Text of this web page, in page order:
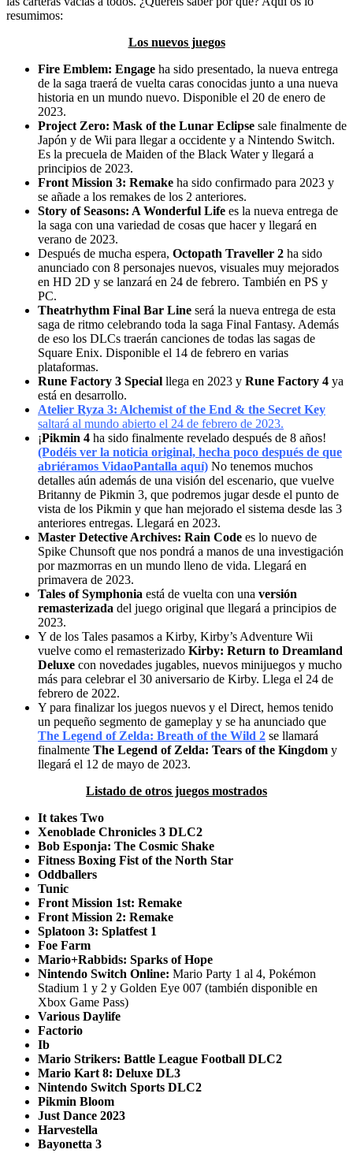
resumimos:
Los nuevos juegos
Fire Emblem: Engage ha sido presentado, la nueva entrega
de la saga traerá de vuelta caras conocidas junto a una nueva
historia en un mundo nuevo. Disponible el 20 de enero de
2023.
Project Zero: Mask of the Lunar Eclipse sale finalmente de
Japón y de Wii para llegar a occidente y a Nintendo Switch.
Es la precuela de Maiden of the Black Water y llegará a
principios de 2023.
Front Mission 3: Remake ha sido confirmado para 2023 y
se añade a los remakes de los 2 anteriores.
Story of Seasons: A Wonderful Life es la nueva entrega de
la saga con una variedad de cosas que hacer y llegará en
verano de 2023.
Después de mucha espera, Octopath Traveller 2 ha sido
anunciado con 8 personajes nuevos, visuales muy mejorados
en HD 2D y se lanzará en 24 de febrero. También en PS y
PC.
Theatrhythm Final Bar Line será la nueva entrega de esta
saga de ritmo celebrando toda la saga Final Fantasy. Además
de eso los DLCs traerán canciones de todas las sagas de
Square Enix. Disponible el 14 de febrero en varias
plataformas.
Rune Factory 3 Special llega en 2023 y Rune Factory 4 ya
está en desarrollo.
Atelier Ryza 3: Alchemist of the End & the Secret Key
saltará al mundo abierto el 24 de febrero de 2023.
¡Pikmin 4 ha sido finalmente revelado después de 8 años!
(Podéis ver la noticia original, hecha poco después de que
abriéramos VidaoPantalla aquí) No tenemos muchos
detalles aún además de una visión del escenario, que vuelve
Britanny de Pikmin 3, que podremos jugar desde el punto de
vista de los Pikmin y que han mejorado el sistema desde las 3
anteriores entregas. Llegará en 2023.
Master Detective Archives: Rain Code es lo nuevo de
Spike Chunsoft que nos pondrá a manos de una investigación
por mazmorras en un mundo lleno de vida. Llegará en
primavera de 2023.
Tales of Symphonia está de vuelta con una versión
remasterizada del juego original que llegará a principios de
2023.
Y de los Tales pasamos a Kirby, Kirby’s Adventure Wii
vuelve como el remasterizado Kirby: Return to Dreamland
Deluxe con novedades jugables, nuevos minijuegos y mucho
más para celebrar el 30 aniversario de Kirby. Llega el 24 de
febrero de 2022.
Y para finalizar los juegos nuevos y el Direct, hemos tenido
un pequeño segmento de gameplay y se ha anunciado que
The Legend of Zelda: Breath of the Wild 2 se llamará
finalmente The Legend of Zelda: Tears of the Kingdom y
llegará el 12 de mayo de 2023.
Listado de otros juegos mostrados
It takes Two
Xenoblade Chronicles 3 DLC2
Bob Esponja: The Cosmic Shake
Fitness Boxing Fist of the North Star
Oddballers
Tunic
Front Mission 1st: Remake
Front Mission 2: Remake
Splatoon 3: Splatfest 1
Foe Farm
Mario+Rabbids: Sparks of Hope
Nintendo Switch Online: Mario Party 1 al 4, Pokémon
Stadium 1 y 2 y Golden Eye 007 (también disponible en
Xbox Game Pass)
Various Daylife
Factorio
Ib
Mario Strikers: Battle League Football DLC2
Mario Kart 8: Deluxe DL3
Nintendo Switch Sports DLC2
Pikmin Bloom
Just Dance 2023
Harvestella
Bayonetta 3